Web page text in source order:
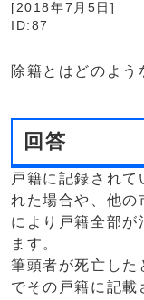
[2018年7月5日]
ID:87
除籍とはどのよう
回答
戸籍に記録され
れた場合や、他の
により戸籍全部が
ます。
筆頭者が死亡した
でその戸籍に記載